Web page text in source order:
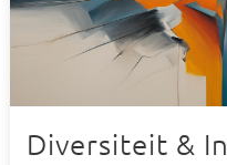
Diversiteit &